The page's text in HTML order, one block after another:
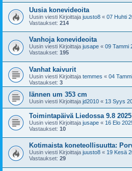
Uusia konevideoita
Uusin viesti Kirjoittaja juusto8 « 07 Huhti
Vastaukset: 214
Vanhoja konevideoita
Uusin viesti Kirjoittaja jusape « 09 Tammi
Vastaukset: 195
Vanhat kaivurit
Uusin viesti Kirjoittaja temmes « 04
Vastaukset: 3
lännen um 353 cm
Uusin viesti Kirjoittaja jd2010 « 13 Syys
Toimintapäivä Liedossa 9.8 2025
Uusin viesti Kirjoittaja jusape « 16 Elo
Vastaukset: 10
Kotimaista koneteollisuutta:
Uusin viesti Kirjoittaja juusto8 « 19 Kesä
Vastaukset: 29